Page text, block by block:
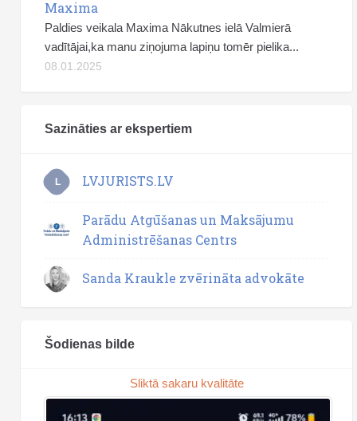
Maxima
Paldies veikala Maxima Nākutnes ielā Valmierā
vadītājai,ka manu ziņojuma lapiņu tomēr pielika...
08.01.2025
Sazināties ar ekspertiem
L LVJURISTS.LV
Parādu Atgūšanas un Maksājumu
Administrēšanas Centrs
Sanda Kraukle zvērināta advokāte
Šodienas bilde
Sliktā sakaru kvalitāte